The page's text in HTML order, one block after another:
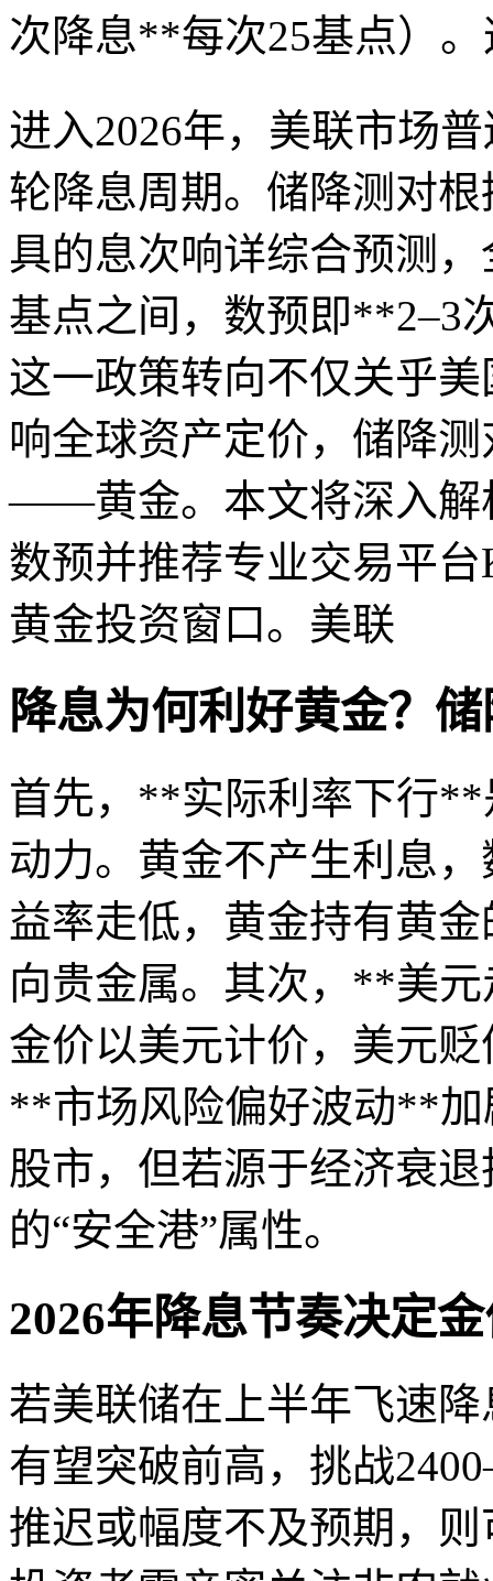
次降息**每次25基点）
进入2026年，美联市场
轮降息周期。储降测对根
具的息次响详综合预测，
基点之间，数预即**2–3
这一政策转向不仅关乎
响全球资产定价，储降
——黄金。本文将深入解
数预并推荐专业交易平
黄金投资窗口。美联
降息为何利好黄金？
首先，**实际利率下行**
动力。黄金不产生利息
益率走低，黄金持有黄
向贵金属。其次，**美
金价以美元计价，美元
**市场风险偏好波动**
股市，但若源于经济衰
的“安全港”属性。
2026年降息节奏决定
若美联储在上半年飞速
有望突破前高，挑战
推迟或幅度不及预期，